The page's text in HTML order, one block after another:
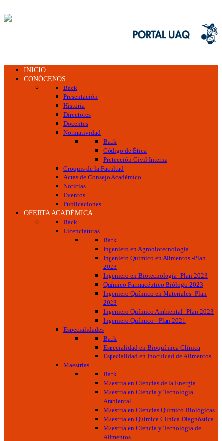
INICIO
CONÓCENOS
Back
Presentación
Historia
Directores
Docentes
Normatividad
Back
Código de Ética
Protección Civil Interna
Croquis de la Facultad
Actas de Consejo Académico
Noticias
Eventos
Publicaciones
OFERTA ACADÉMICA
Back
Licenciaturas
Back
Ingeniero en Agrobiotecnología
Ingeniero Químico en Alimentos -Plan
2023
Ingeniero en Biotecnología -Plan 2023
Químico Farmacéutico Biólogo 2023
Ingeniero Químico en Materiales -Plan
2023
Ingeniero Químico Ambiental -Plan 2023
Ingeniero Químico - Plan 2021
Especialidades
Back
Especialidad en Bioquímica Clínica
Especialidad en Inocuidad de Alimentos
Maestrías
Back
Maestría en Ciencias de la Energía
Maestría en Ciencia y Tecnología
Ambiental
Maestría en Ciencias Químico Biológicas
Maestría en Química Clínica Diagnóstica
Maestría en Ciencia y Tecnología de
Alimentos